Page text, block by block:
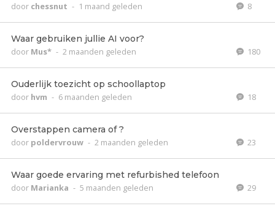
door chessnut - 1 maand geleden 8
Waar gebruiken jullie AI voor?
door Mus* - 2 maanden geleden 180
Ouderlijk toezicht op schoollaptop
door hvm - 6 maanden geleden 18
Overstappen camera of ?
door poldervrouw - 2 maanden geleden 23
Waar goede ervaring met refurbished telefoon
door Marianka - 5 maanden geleden 29